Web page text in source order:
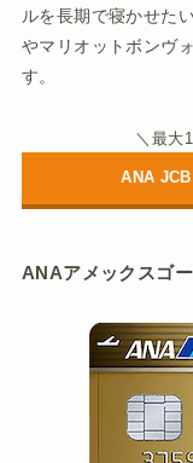
ルを長期で寝かせた
やマリオットボンヴ
す。
＼最大
ANA JCB
ANAアメックスゴ